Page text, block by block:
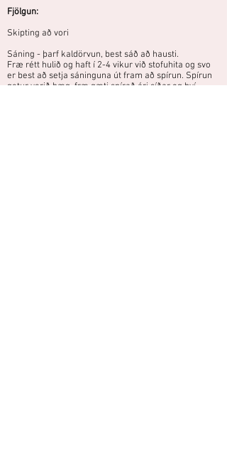
Fjölgun:
Skipting að vori
Sáning - þarf kaldörvun, best sáð að hausti.
Fræ rétt hulið og haft í 2-4 vikur við stofuhita og svo
er best að setja sáninguna út fram að spírun. Spírun
getur verið hæg, fræ gæti spírað ári síðar og því